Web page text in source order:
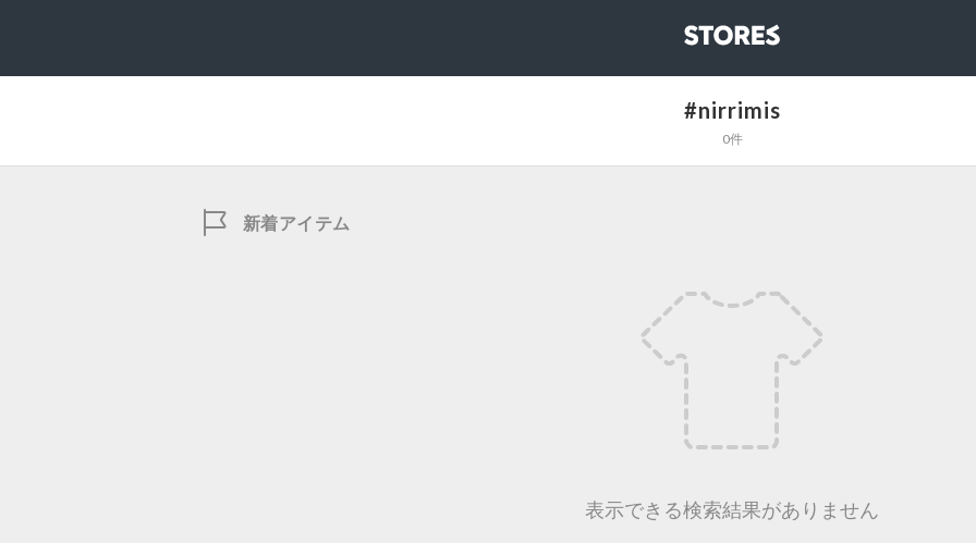
STORES
#nirrimis
0件
新着アイテム
表示できる検索結果がありません